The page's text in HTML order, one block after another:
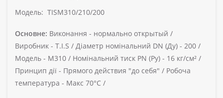
Модель: TISM310/210/200
Основне: Виконання - нормально открытый /
Виробник - T.I.S / Діаметр номінальний DN (Ду) - 200 /
Модель - M310 / Номінальний тиск PN (Ру) - 16 кг/см² /
Принцип дії - Прямого действия "до себя" / Робоча
температура - Макс 70°С /